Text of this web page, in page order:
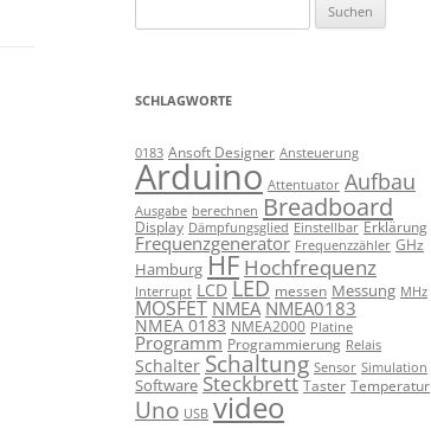
nach:
SCHLAGWORTE
0183 Ansoft Designer Ansteuerung
Arduino Attentuator Aufbau
Ausgabe berechnen Breadboard
Display Dämpfungsglied Einstellbar Erklärung
Frequenzgenerator Frequenzzähler GHz
Hamburg HF Hochfrequenz
Interrupt LCD LED messen Messung MHz
MOSFET NMEA NMEA0183
NMEA 0183 NMEA2000 Platine
Programm Programmierung Relais
Schalter Schaltung Sensor Simulation
Software Steckbrett Taster Temperatur
Uno USB video